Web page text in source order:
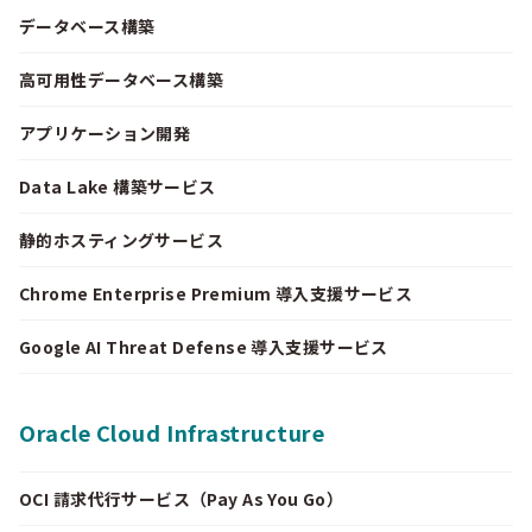
データベース構築
高可用性データベース構築
アプリケーション開発
Data Lake 構築サービス
静的ホスティングサービス
Chrome Enterprise Premium 導入支援サービス
Google AI Threat Defense 導入支援サービス
Oracle Cloud Infrastructure
OCI 請求代行サービス（Pay As You Go）